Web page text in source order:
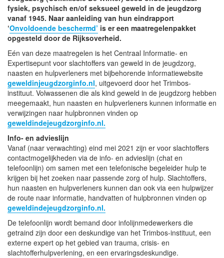
fysiek, psychisch en/of seksueel geweld in de jeugdzorg
vanaf 1945. Naar aanleiding van hun eindrapport
‘Onvoldoende beschermd’ is er een maatregelenpakket
opgesteld door de Rijksoverheid.
Eén van deze maatregelen is het Centraal Informatie- en
Expertisepunt voor slachtoffers van geweld in de jeugdzorg,
naasten en hulpverleners met bijbehorende informatiewebsite
geweldinjeugdzorginfo.nl, uitgevoerd door het Trimbos-
instituut. Volwassenen die als kind geweld in de jeugdzorg hebben
meegemaakt, hun naasten en hulpverleners kunnen informatie en
verwijzingen naar hulpbronnen vinden op
geweldindejeugdzorginfo.nl.
Info- en advieslijn
Vanaf (naar verwachting) eind mei 2021 zijn er voor slachtoffers
contactmogelijkheden via de info- en advieslijn (chat en
telefoonlijn) om samen met een telefonische begeleider hulp te
krijgen bij het zoeken naar passende zorg of hulp. Slachtoffers,
hun naasten en hulpverleners kunnen dan ook via een hulpwijzer
de route naar informatie, handvatten of hulpbronnen vinden op
geweldindejeugdzorginfo.nl.
De telefoonlijn wordt bemand door infolijnmedewerkers die
getraind zijn door een deskundige van het Trimbos-instituut, een
externe expert op het gebied van trauma, crisis- en
slachtofferhulpverlening, en een ervaringsdeskundige.